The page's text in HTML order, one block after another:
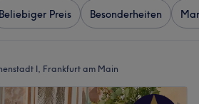
Beliebiger Preis Besonderheiten
I, Frankfurt am Main